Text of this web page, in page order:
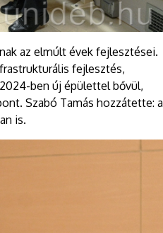
az elmúlt évek fejlesztései.
fejlesztés,
ben új épülettel bővül,
Szabó Tamás hozzátette: a
is.